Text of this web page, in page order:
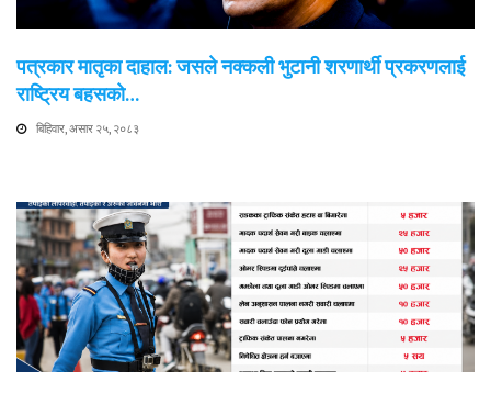
पत्रकार मातृका दाहाल: जसले नक्कली भुटानी शरणार्थी प्रकरणलाई
राष्ट्रिय बहसको…
बिहिवार, असार २५, २०८३